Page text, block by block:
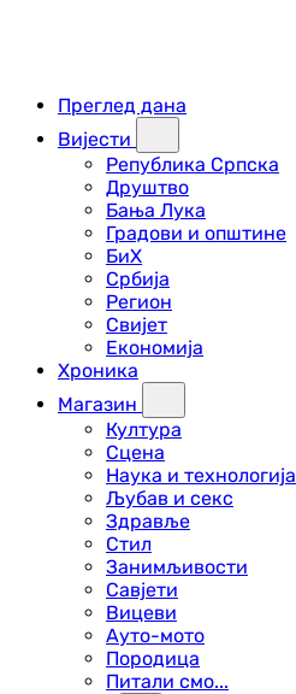
Преглед дана
Вијести
Република Српска
Друштво
Бања Лука
Градови и општине
БиХ
Србија
Регион
Свијет
Економија
Хроника
Магазин
Култура
Сцена
Наука и технологија
Љубав и секс
Здравље
Стил
Занимљивости
Савјети
Вицеви
Ауто-мото
Породица
Питали смо...